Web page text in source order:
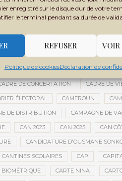
enregistré sur le disque dur de votre
le terminal pendant sa durée de
REFUSER VOIR
Politique de cookiesDéclaration de
BOBO-DIOULASSO BOGOLAN
NGUEMA BRICS AFRIQUE
BUDGET NATIONAL BUMDA
DE CONCERTATION CADRE DE
ÉLECTORAL CAMEROUN
DE DISTRIBUTION CAMPAGNE DE
CAN 2023 CAN 2025 CAN
CANDIDATURE D'OUSMANE
CANTINES SCOLAIRES CAP
BIOMÉTRIQUE CARTE NINA